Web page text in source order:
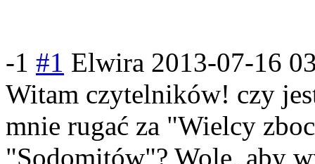
-1 #1 Elwira 2013-07-16
Witam czytelników! czy
mnie rugać za "Wielcy
"Sodomitów"? Wolę, aby